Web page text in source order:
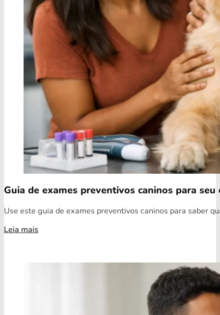
Guia de exames preventivos caninos para seu
Use este guia de exames preventivos caninos para saber
Leia mais